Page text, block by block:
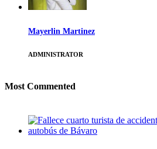
Mayerlin Martinez
ADMINISTRATOR
Most Commented